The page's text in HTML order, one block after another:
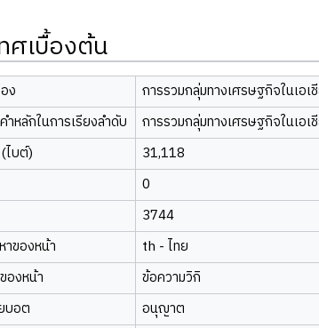
ศเบื้องต้น
ง
การรวมกลุ่มทางเศรษฐกิจในเอ
หลักในการเรียงลำดับ
การรวมกลุ่มทางเศรษฐกิจในเอ
ไบต์)
31,118
0
3744
าของหน้า
th - ไทย
องหน้า
ข้อความวิกิ
บอต
อนุญาต